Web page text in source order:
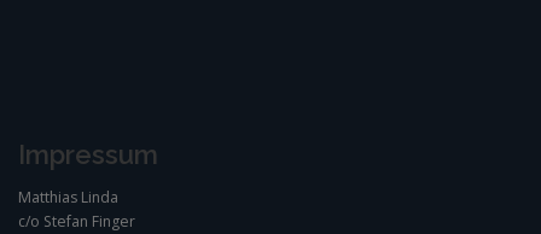
Impressum
Matthias Linda
c/o Stefan Finger